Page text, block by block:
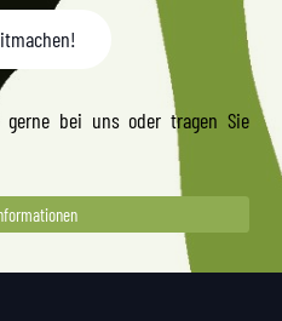
gerne bei uns oder tragen Sie